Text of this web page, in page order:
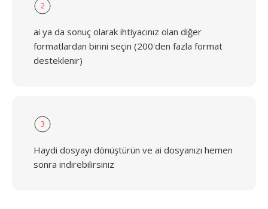
2
ai ya da sonuç olarak ihtiyacınız olan diğer
formatlardan birini seçin (200'den fazla format
desteklenir)
3
Haydi dosyayı dönüştürün ve ai dosyanızı hemen
sonra indirebilirsiniz